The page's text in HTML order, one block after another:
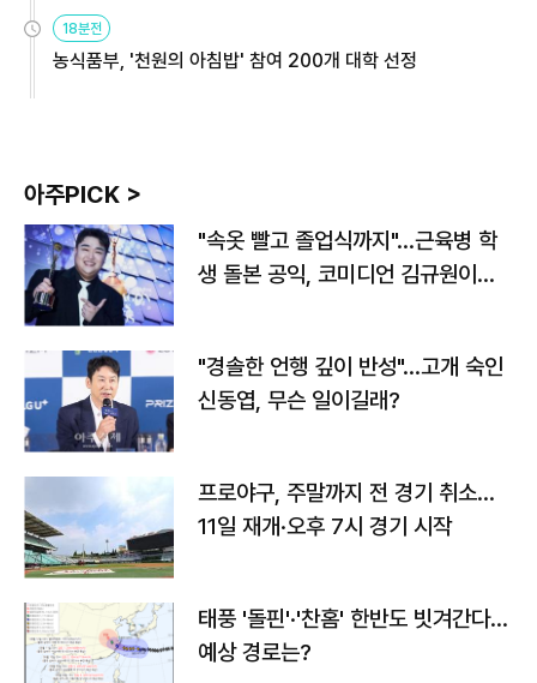
18분전
농식품부, '천원의 아침밥' 참여 200개 대학 선정
아주PICK >
"속옷 빨고 졸업식까지"…근육병 학
생 돌본 공익, 코미디언 김규원이었
"경솔한 언행 깊이 반성"…고개 숙인
신동엽, 무슨 일이길래?
프로야구, 주말까지 전 경기 취소…
11일 재개·오후 7시 경기 시작
태풍 '돌핀'·'찬홈' 한반도 빗겨간다…
예상 경로는?